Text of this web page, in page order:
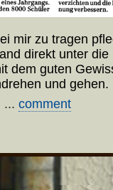
mir zu tragen
direkt unter die
dem guten
und gehen.
comment